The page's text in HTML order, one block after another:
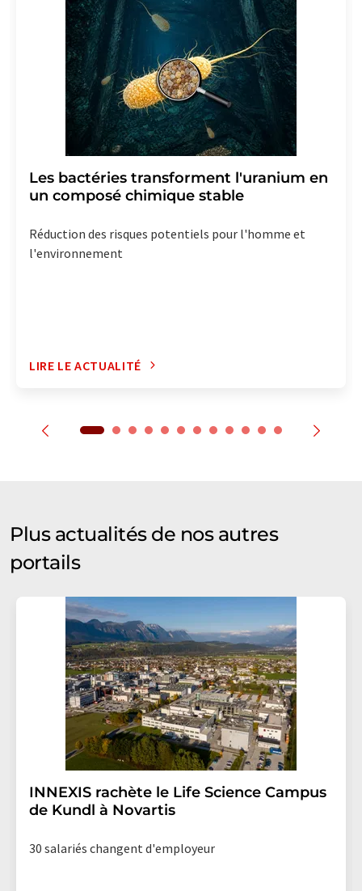
effet pour l'avenir. De plus, chaque courriel contient un
lien pour se désabonner de la newsletter
correspondante.
Les bactéries transforment l'uranium en
un composé chimique stable
Réduction des risques potentiels pour l'homme et
l'environnement
LIRE LE ACTUALITÉ
Plus actualités de nos autres
portails
INNEXIS rachète le Life Science Campus
de Kundl à Novartis
30 salariés changent d'employeur